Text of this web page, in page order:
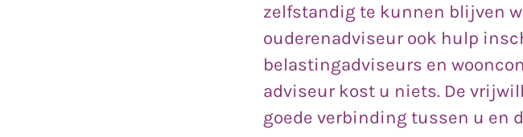
zelfstandig te kunnen blijven
ouderenadviseur ook hulp
belastingadviseurs en
adviseur kost u niets. De
goede verbinding tussen u en